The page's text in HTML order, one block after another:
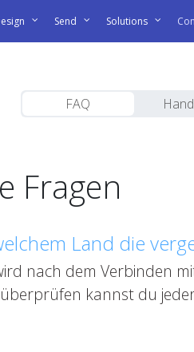
Send Solutions
FAQ
Fragen
Land die
nach dem Verbinden
kannst du